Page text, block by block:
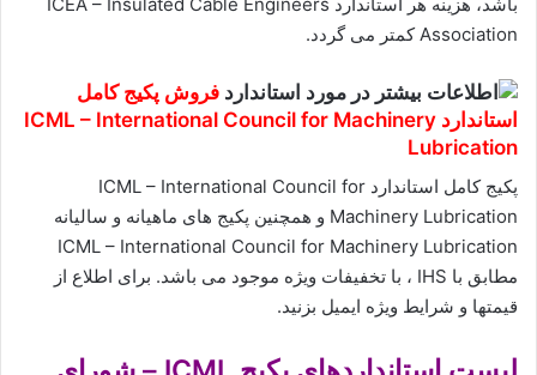
Association کمتر می گردد.
فروش پکیج کامل
استاندارد ICML – International Council for Machinery
Lubrication
پکیج کامل استاندارد ICML – International Council for
Machinery Lubrication و همچنین پکیج های ماهیانه و سالیانه
ICML – International Council for Machinery Lubrication
مطابق با IHS ، با تخفیفات ویژه موجود می باشد. برای اطلاع از
قیمتها و شرایط ویژه ایمیل بزنید.